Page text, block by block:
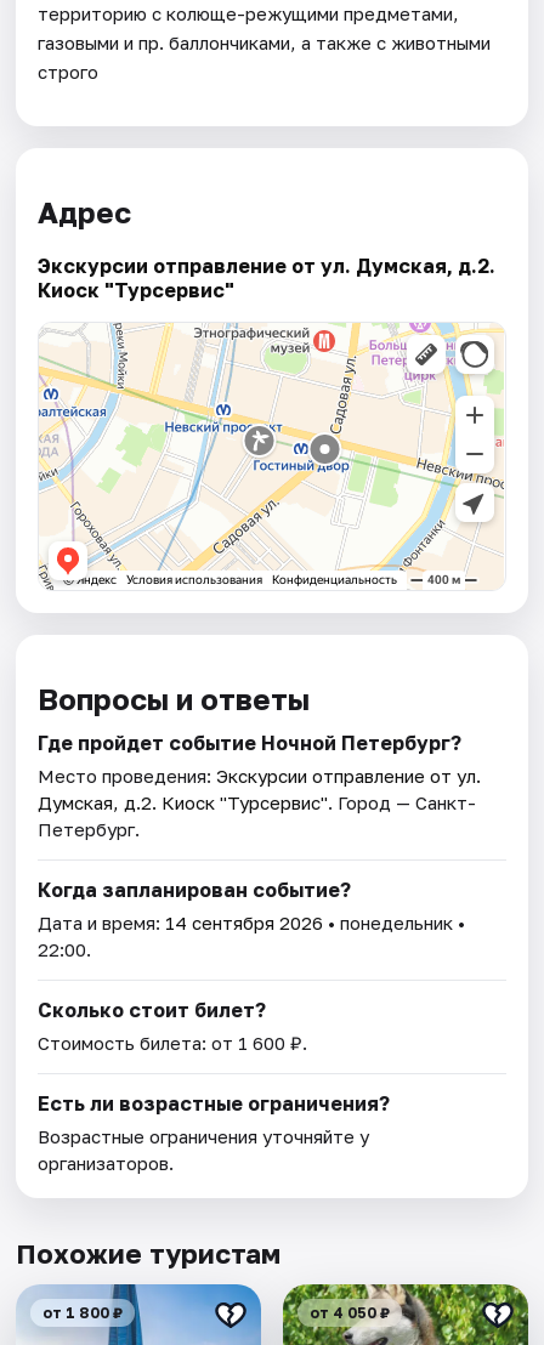
территорию с колюще-режущими предметами,
газовыми и пр. баллончиками, а также с животными
строго
Адрес
Экскурсии отправление от ул. Думская, д.2.
Киоск "Турсервис"
Вопросы и ответы
Где пройдет событие Ночной Петербург?
Место проведения:Экскурсии отправление от ул.
Думская, д.2. Киоск "Турсервис". Город — Санкт-
Петербург.
Когда запланирован событие?
Дата и время: 14 сентября 2026 • понедельник •
22:00.
Сколько стоит билет?
Стоимость билета: от 1 600 ₽.
Есть ли возрастные ограничения?
Возрастные ограничения уточняйте у
организаторов.
Похожие туристам
от 1 800 ₽ от 4 050 ₽